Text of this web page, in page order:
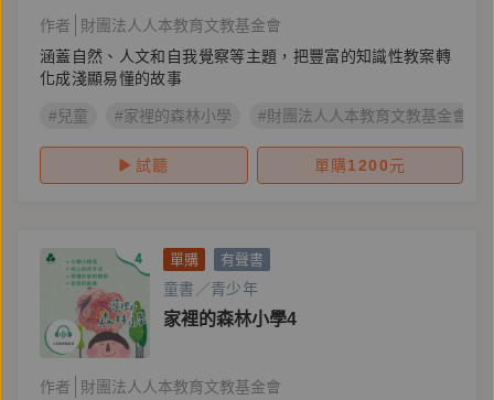
作者
財團法人人本教育文教基金會
涵蓋自然、人文和自我覺察等主題，把豐富的知識性教案轉
化成淺顯易懂的故事
#兒童 #家裡的森林小學 #財團法人人本教育文教基金會
試聽 單購1200元
單購 有聲書
童書／青少年
家裡的森林小學4
作者
財團法人人本教育文教基金會